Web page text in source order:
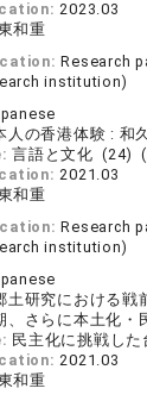
2023.03
和重
Research
institution)
人の香港体験 : 和
言語と文化 (24)
2021.03
和重
Research
institution)
土研究における戦
、さらに本土化・
民主化に挑戦し
2021.03
和重